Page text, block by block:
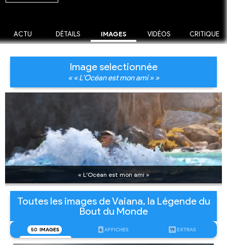
ACTU DÉTAILS IMAGES VIDÉOS CRITIQUE
Image selectionnée
« « L'Océan est mon ami » »
« L'Océan est mon ami »
Toutes les images de Vaiana, la Légende du
Bout du Monde
50 IMAGES 6 AFFICHES 19 EXTRAS